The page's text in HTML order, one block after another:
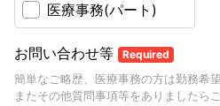
医療事務(パート)
お問い合わせ等 Required
簡単なご略歴、医療事務の方は勤務希
またその他質問事項等をありましたら